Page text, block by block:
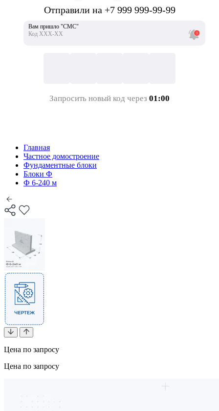
Отправили на +7 999 999-99-99
Вам пришло "СМС"
Код ХХХ-ХХ
Запросить новый код через 01:00
Главная
Частное домостроение
Фундаментные блоки
Блоки Ф
Ф 6-240 м
Цена по запросу
Цена по запросу